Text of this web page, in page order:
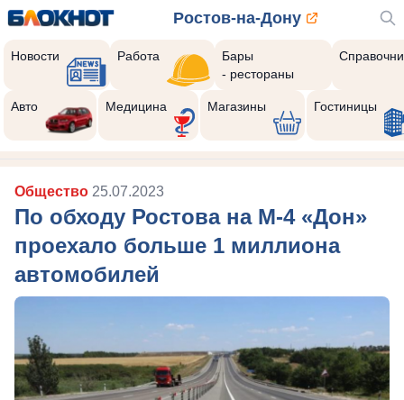
Ростов-на-Дону
Новости Работа
Бары
- рестораны
Авто Медицина Магазины Гостиницы
Общество 25.07.2023
По обходу Ростова на М-4 «Дон»
проехало больше 1 миллиона
автомобилей